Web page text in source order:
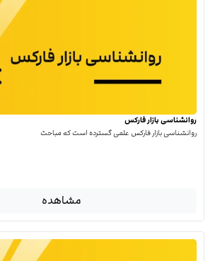
روانشناسی بازار فارکس
روانشناسی بازار فارکس علمی گسترده است که مباحث
مشاهده